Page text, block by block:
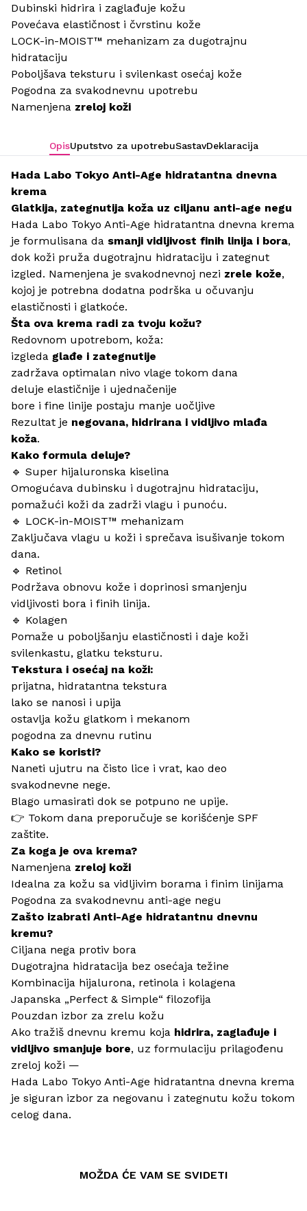
Dubinski hidrira i zaglađuje kožu
Povećava elastičnost i čvrstinu kože
LOCK-in-MOIST™ mehanizam za dugotrajnu
hidrataciju
Poboljšava teksturu i svilenkast osećaj kože
Pogodna za svakodnevnu upotrebu
Namenjena zreloj koži
OpisUputstvo za upotrebuSastavDeklaracija
Hada Labo Tokyo Anti-Age hidratantna dnevna
krema
Glatkija, zategnutija koža uz ciljanu anti-age negu
Hada Labo Tokyo Anti-Age hidratantna dnevna krema
je formulisana da smanji vidljivost finih linija i bora,
dok koži pruža dugotrajnu hidrataciju i zategnut
izgled. Namenjena je svakodnevnoj nezi zrele kože,
kojoj je potrebna dodatna podrška u očuvanju
elastičnosti i glatkoće.
Šta ova krema radi za tvoju kožu?
Redovnom upotrebom, koža:
izgleda glađe i zategnutije
zadržava optimalan nivo vlage tokom dana
deluje elastičnije i ujednačenije
bore i fine linije postaju manje uočljive
Rezultat je negovana, hidrirana i vidljivo mlađa
koža.
Kako formula deluje?
🔹 Super hijaluronska kiselina
Omogućava dubinsku i dugotrajnu hidrataciju,
pomažući koži da zadrži vlagu i punoću.
🔹 LOCK-in-MOIST™ mehanizam
Zaključava vlagu u koži i sprečava isušivanje tokom
dana.
🔹 Retinol
Podržava obnovu kože i doprinosi smanjenju
vidljivosti bora i finih linija.
🔹 Kolagen
Pomaže u poboljšanju elastičnosti i daje koži
svilenkastu, glatku teksturu.
Tekstura i osećaj na koži:
prijatna, hidratantna tekstura
lako se nanosi i upija
ostavlja kožu glatkom i mekanom
pogodna za dnevnu rutinu
Kako se koristi?
Naneti ujutru na čisto lice i vrat, kao deo
svakodnevne nege.
Blago umasirati dok se potpuno ne upije.
👉 Tokom dana preporučuje se korišćenje SPF
zaštite.
Za koga je ova krema?
Namenjena zreloj koži
Idealna za kožu sa vidljivim borama i finim linijama
Pogodna za svakodnevnu anti-age negu
Zašto izabrati Anti-Age hidratantnu dnevnu
kremu?
Ciljana nega protiv bora
Dugotrajna hidratacija bez osećaja težine
Kombinacija hijalurona, retinola i kolagena
Japanska „Perfect & Simple“ filozofija
Pouzdan izbor za zrelu kožu
Ako tražiš dnevnu kremu koja hidrira, zaglađuje i
vidljivo smanjuje bore, uz formulaciju prilagođenu
zreloj koži —
Hada Labo Tokyo Anti-Age hidratantna dnevna krema
je siguran izbor za negovanu i zategnutu kožu tokom
celog dana.
MOŽDA ĆE VAM SE SVIDETI